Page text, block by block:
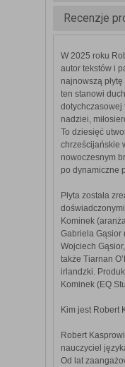
Recenzje
W 2025 roku
autor tekstów i
najnowszą płytę
ten stanowi
dotychczasowej
nadziei,
To dziesięć
chrześcijańskie
nowoczesnym
po dynamiczne
Płyta została
Kominek
Gabriela Gąsior
Wojciech
także Tiarnan
irlandzki.
Kominek (EQ
Kim jest Robert
Robert
nauczyciel
Od lat